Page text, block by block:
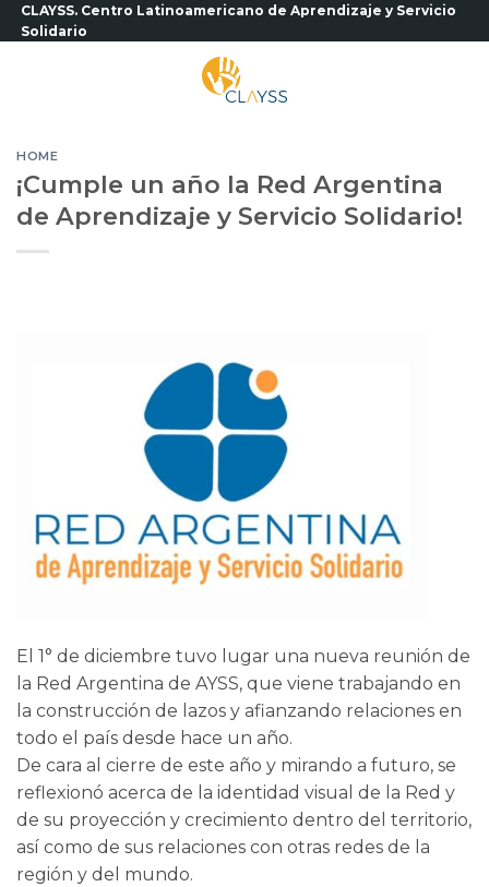
Saltar
al
CLAYSS. Centro Latinoamericano de Aprendizaje y Servicio
Solidario
HOME
¡Cumple un año la Red Argentina
de Aprendizaje y Servicio Solidario!
El 1° de diciembre tuvo lugar una nueva reunión de
la Red Argentina de AYSS, que viene trabajando en
la construcción de lazos y afianzando relaciones en
todo el país desde hace un año.
De cara al cierre de este año y mirando a futuro, se
reflexionó acerca de la identidad visual de la Red y
de su proyección y crecimiento dentro del territorio,
así como de sus relaciones con otras redes de la
región y del mundo.